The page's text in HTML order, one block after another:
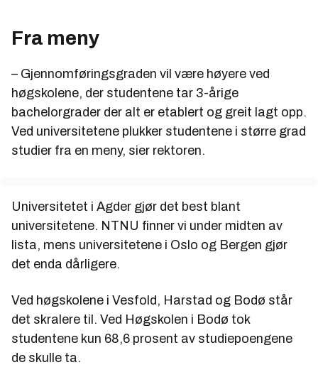
Fra meny
– Gjennomføringsgraden vil være høyere ved
høgskolene, der studentene tar 3-årige
bachelorgrader der alt er etablert og greit lagt opp.
Ved universitetene plukker studentene i større grad
studier fra en meny, sier rektoren.
Universitetet i Agder gjør det best blant
universitetene. NTNU finner vi under midten av
lista, mens universitetene i Oslo og Bergen gjør
det enda dårligere.
Ved høgskolene i Vesfold, Harstad og Bodø står
det skralere til. Ved Høgskolen i Bodø tok
studentene kun 68,6 prosent av studiepoengene
de skulle ta.